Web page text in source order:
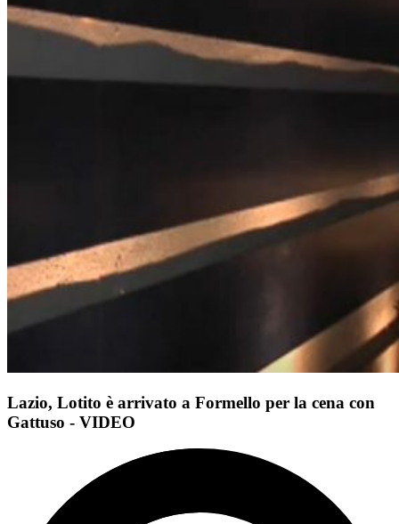
Lazio, Lotito è arrivato a Formello per la cena con
Gattuso - VIDEO